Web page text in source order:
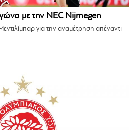
με την NEC Nijmegen
για την αναμέτρηση απέναντι